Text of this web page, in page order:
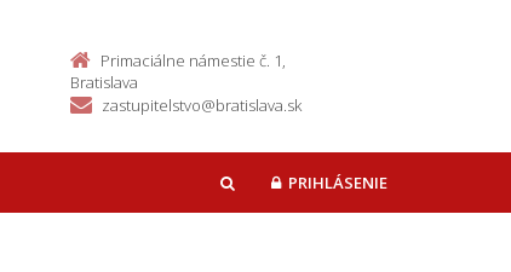
Primaciálne námestie č. 1,
Bratislava
zastupitelstvo@bratislava.sk
HĽADAŤPRIHLÁSENIE